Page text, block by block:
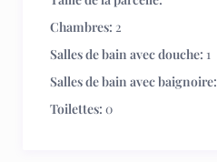
Chambres: 2
Salles de bain avec douche: 1
Salles de bain avec baignoire:
Toilettes: 0